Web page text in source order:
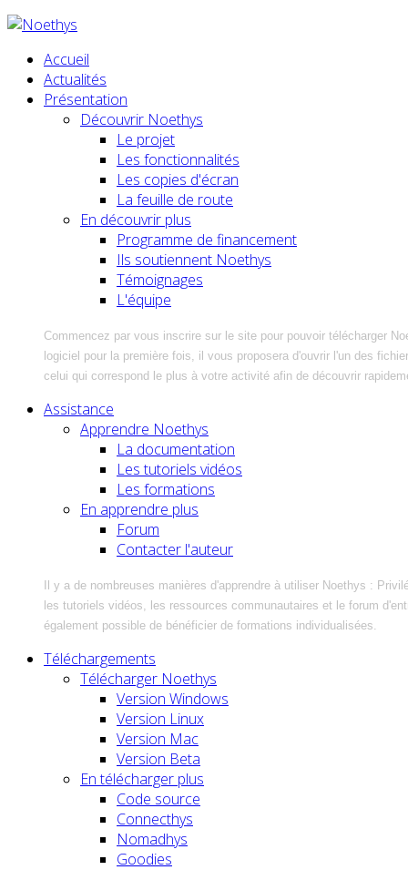
Accueil
Actualités
Présentation
Découvrir Noethys
Le projet
Les fonctionnalités
Les copies d'écran
La feuille de route
En découvrir plus
Programme de financement
Ils soutiennent Noethys
Témoignages
L'équipe
Commencez par vous inscrire sur le site pour pouvoir télécharger
logiciel pour la première fois, il vous proposera d'ouvrir l'un des
celui qui correspond le plus à votre activité afin de découvrir
Assistance
Apprendre Noethys
La documentation
Les tutoriels vidéos
Les formations
En apprendre plus
Forum
Contacter l'auteur
Il y a de nombreuses manières d'apprendre à utiliser Noethys :
les tutoriels vidéos, les ressources communautaires et le forum
également possible de bénéficier de formations individualisées.
Téléchargements
Télécharger Noethys
Version Windows
Version Linux
Version Mac
Version Beta
En télécharger plus
Code source
Connecthys
Nomadhys
Goodies